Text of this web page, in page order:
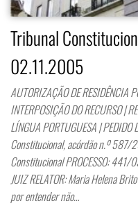
Tribunal
02.11.2005
AUTORIZAÇÃO DE RESIDÊNCIA
INTERPOSIÇÃO DO RECURSO |
LÍNGUA PORTUGUESA |
Constitucional, acórdão n.º
Constitucional PROCESSO: 441/
JUIZ RELATOR: Maria Helena
por entender não…